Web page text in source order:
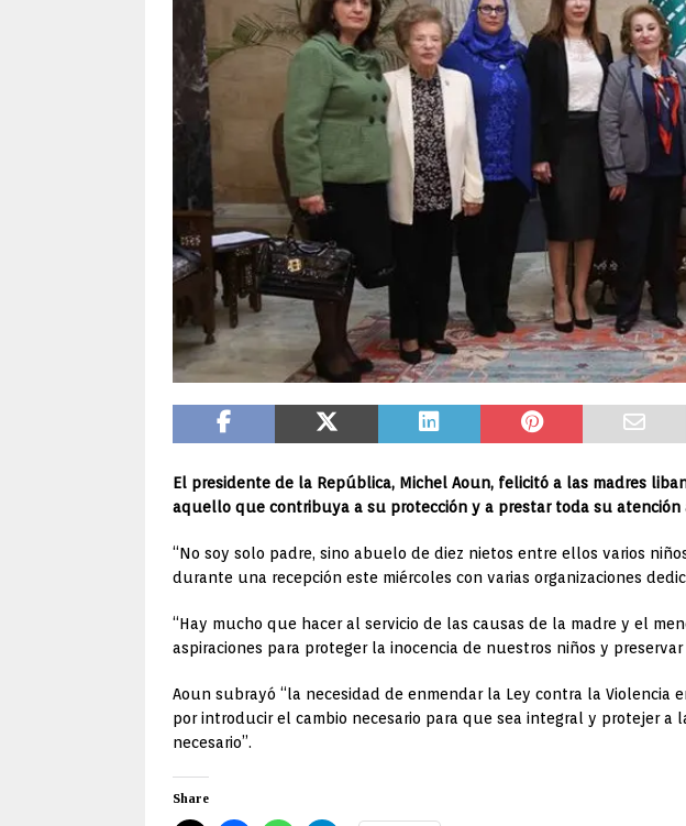
El presidente de la República, Michel Aoun, felicitó a las madres
aquello que contribuya a su protección y a prestar toda su atención
“No soy solo padre, sino abuelo de diez nietos entre ellos varios
durante una recepción este miércoles con varias organizaciones
“Hay mucho que hacer al servicio de las causas de la madre y el
aspiraciones para proteger la inocencia de nuestros niños y
Aoun subrayó “la necesidad de enmendar la Ley contra la Violencia
por introducir el cambio necesario para que sea integral y protejer
necesario”.
Share